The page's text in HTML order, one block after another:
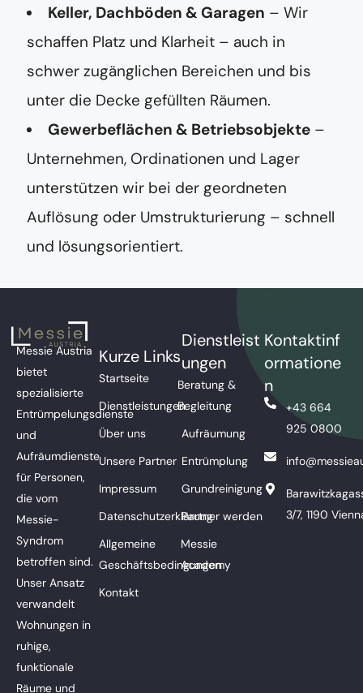
Keller, Dachböden & Garagen – Wir
schaffen Platz und Klarheit – auch in
schwer zugänglichen Bereichen und bis
unter die Decke gefüllten Räumen.
Gewerbeflächen & Betriebsobjekte –
Unternehmen, Ordinationen und Lager
unterstützen wir bei der geordneten
Auflösung oder Umstrukturierung – schnell
und lösungsorientiert.
Messie Austria
bietet
spezialisierte
Entrümpelungsdienste
und
Aufräumdienste
für Personen,
die vom
Messie-
Syndrom
betroffen sind.
Unser Ansatz
verwandelt
Wohnungen in
ruhige,
funktionale
Räume und
Kurze Links
Startseite
Dienstleistungen
Über uns
Unsere Partner
Impressum
Datenschutzerklärung
Allgemeine
Geschäftsbedingungen
Kontakt
Dienstleist
ungen
Beratung &
Begleitung
Aufräumung
Entrümplung
Grundreinigung
Partner werden
Messie
Academy
Kontaktinf
ormatione
n
+43 664
925 0800
3/7, 1190